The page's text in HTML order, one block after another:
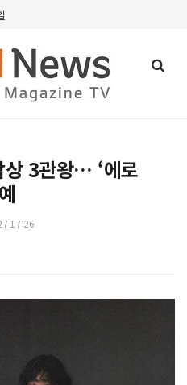
상 3관왕… ‘에로
17:26